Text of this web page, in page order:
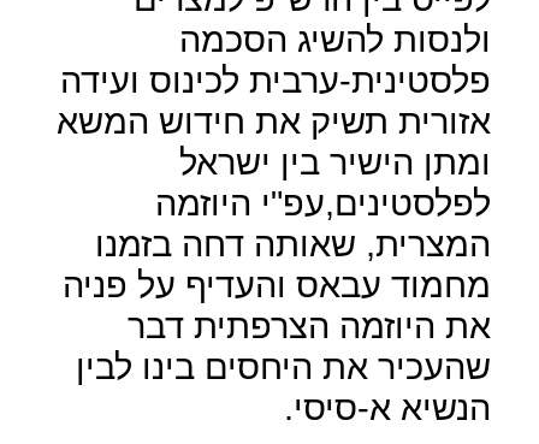
ולנסות להשיג הסכמה
פלסטינית-ערבית לכינוס ועידה
אזורית תשיק את חידוש המשא
ומתן הישיר בין ישראל
לפלסטינים,עפ"י היוזמה
המצרית, שאותה דחה בזמנו
מחמוד עבאס והעדיף על פניה
את היוזמה הצרפתית דבר
שהעכיר את היחסים בינו לבין
הנשיא א-סיסי.